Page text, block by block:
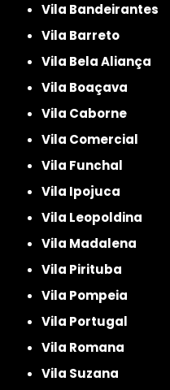
Vila Bandeirantes
Vila Barreto
Vila Bela Aliança
Vila Boaçava
Vila Caborne
Vila Comercial
Vila Funchal
Vila Ipojuca
Vila Leopoldina
Vila Madalena
Vila Pirituba
Vila Pompeia
Vila Portugal
Vila Romana
Vila Suzana